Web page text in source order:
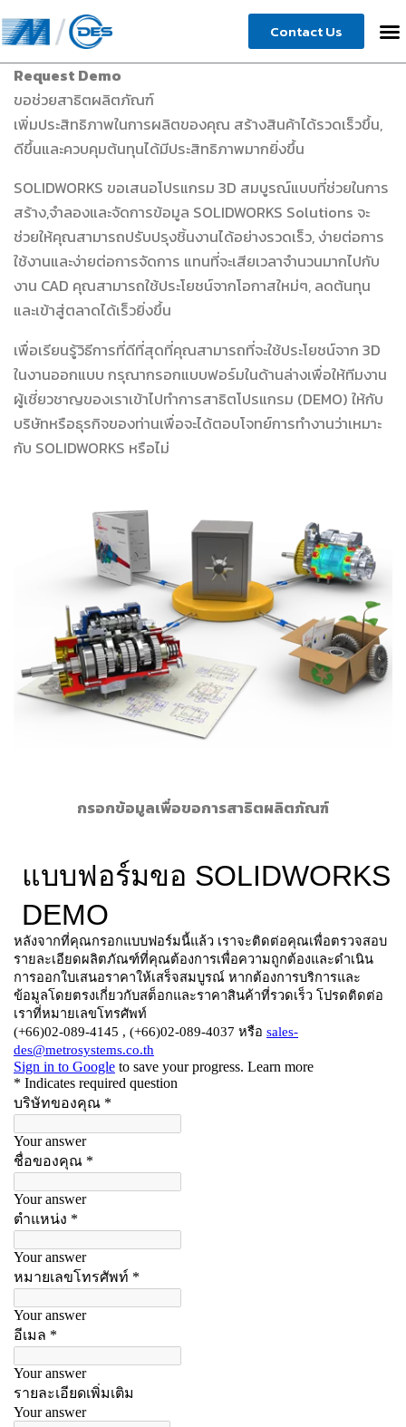
to
content
Contact Us
Request Demo
ขอช่วยสาธิตผลิตภัณฑ์
เพิ่มประสิทธิภาพในการผลิตของคุณ สร้างสินค้าได้รวดเร็วขึ้น,
ดีขึ้นและควบคุมต้นทุนได้มีประสิทธิภาพมากยิ่งขึ้น
SOLIDWORKS ขอเสนอโปรแกรม 3D สมบูรณ์แบบที่ช่วยในการ
สร้าง,จำลองและจัดการข้อมูล SOLIDWORKS Solutions จะ
ช่วยให้คุณสามารถปรับปรุงชิ้นงานได้อย่างรวดเร็ว, ง่ายต่อการ
ใช้งานและง่ายต่อการจัดการ แทนที่จะเสียเวลาจำนวนมากไปกับ
งาน CAD คุณสามารถใช้ประโยชน์จากโอกาสใหม่ๆ, ลดต้นทุน
และเข้าสู่ตลาดได้เร็วยิ่งขึ้น
เพื่อเรียนรู้วิธีการที่ดีที่สุดที่คุณสามารถที่จะใช้ประโยชน์จาก 3D
ในงานออกแบบ กรุณากรอกแบบฟอร์มในด้านล่างเพื่อให้ทีมงาน
ผู้เชี่ยวชาญของเราเข้าไปทำการสาธิตโปรแกรม (DEMO) ให้กับ
บริษัทหรือธุรกิจของท่านเพื่อจะได้ตอบโจทย์การทำงานว่าเหมาะ
กับ SOLIDWORKS หรือไม่
กรอกข้อมูลเพื่อขอการสาธิตผลิตภัณฑ์